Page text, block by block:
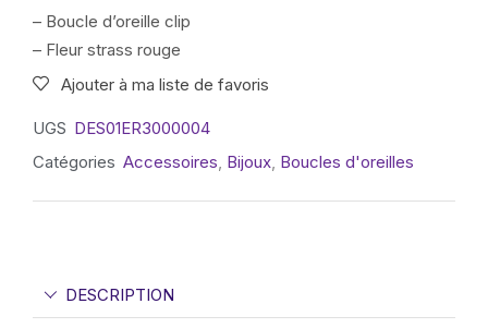
– Boucle d’oreille clip
– Fleur strass rouge
Ajouter à ma liste de favoris
UGS DES01ER3000004
Catégories Accessoires, Bijoux, Boucles d'oreilles
DESCRIPTION